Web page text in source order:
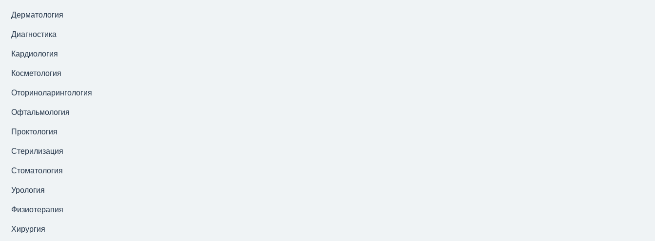
Дерматология
Диагностика
Кардиология
Косметология
Оториноларингология
Офтальмология
Проктология
Стерилизация
Стоматология
Урология
Физиотерапия
Хирургия